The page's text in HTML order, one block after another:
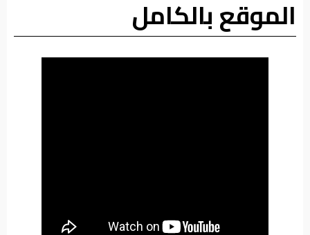
وموقف
الفيديوهات
الموقع بالكامل